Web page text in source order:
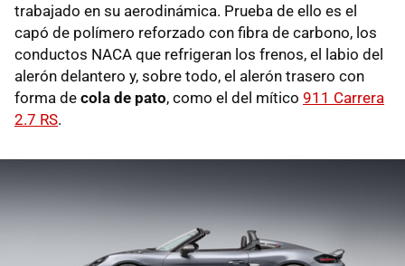
trabajado en su aerodinámica. Prueba de ello es el
capó de polímero reforzado con fibra de carbono, los
conductos NACA que refrigeran los frenos, el labio del
alerón delantero y, sobre todo, el alerón trasero con
forma de cola de pato, como el del mítico 911 Carrera
2.7 RS.